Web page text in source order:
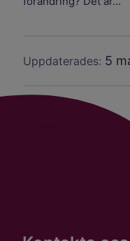
Uppdaterades: 5